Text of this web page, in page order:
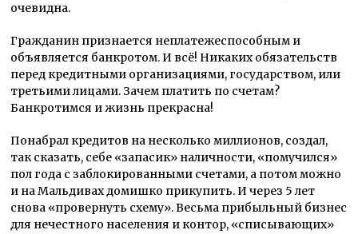
очевидна.
Гражданин признается неплатежеспособным и
объявляется банкротом. И всё! Никаких обязательств
перед кредитными организациями, государством, или
третьими лицами. Зачем платить по счетам?
Банкротимся и жизнь прекрасна!
Понабрал кредитов на несколько миллионов, создал,
так сказать, себе «запасик» наличности, «помучился»
пол года с заблокированными счетами, а потом можно
и на Мальдивах домишко прикупить. И через 5 лет
снова «провернуть схему». Весьма прибыльный бизнес
для нечестного населения и контор, «списывающих»